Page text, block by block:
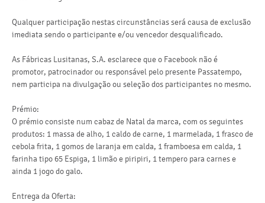
Qualquer participação nestas circunstâncias será causa de exclusão
imediata sendo o participante e/ou vencedor desqualificado.
As Fábricas Lusitanas, S.A. esclarece que o Facebook não é
promotor, patrocinador ou responsável pelo presente Passatempo,
nem participa na divulgação ou seleção dos participantes no mesmo.
Prémio:
O prémio consiste num cabaz de Natal da marca, com os seguintes
produtos: 1 massa de alho, 1 caldo de carne, 1 marmelada, 1 frasco de
cebola frita, 1 gomos de laranja em calda, 1 framboesa em calda, 1
farinha tipo 65 Espiga, 1 limão e piripiri, 1 tempero para carnes e
ainda 1 jogo do galo.
Entrega da Oferta: